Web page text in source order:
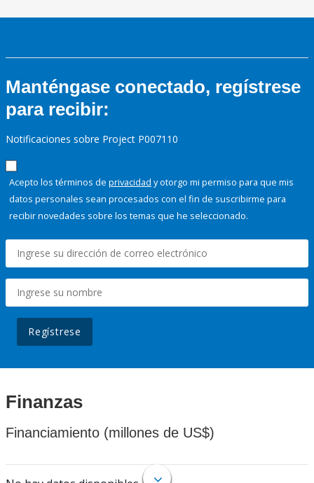
Manténgase conectado, regístrese
para recibir:
Notificaciones sobre Project P007110
Acepto los términos de privacidad y otorgo mi permiso para que mis
datos personales sean procesados con el fin de suscribirme para
recibir novedades sobre los temas que he seleccionado.
Regístrese
Finanzas
Financiamiento (millones de US$)